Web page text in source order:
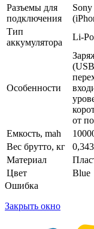
Разъемы для
подключения
Тип
аккумулятора
Li-
Особенности
от
Емкость, mah
Вес брутто, кг
0,343
Материал
Цвет
Blue
Ошибка
Закрыть окно